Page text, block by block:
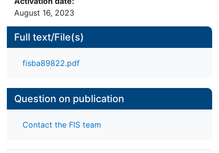
August 16, 2023
Full text/File(s)
fisba89822.pdf
Question on publication
Contact the FIS team